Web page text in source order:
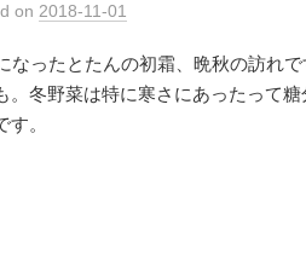
on 2018-11-01
なったとたんの初霜、晩秋の訪れ
。冬野菜は特に寒さにあったって
す。